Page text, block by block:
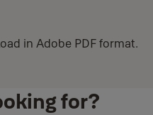
in Adobe PDF format.
for?